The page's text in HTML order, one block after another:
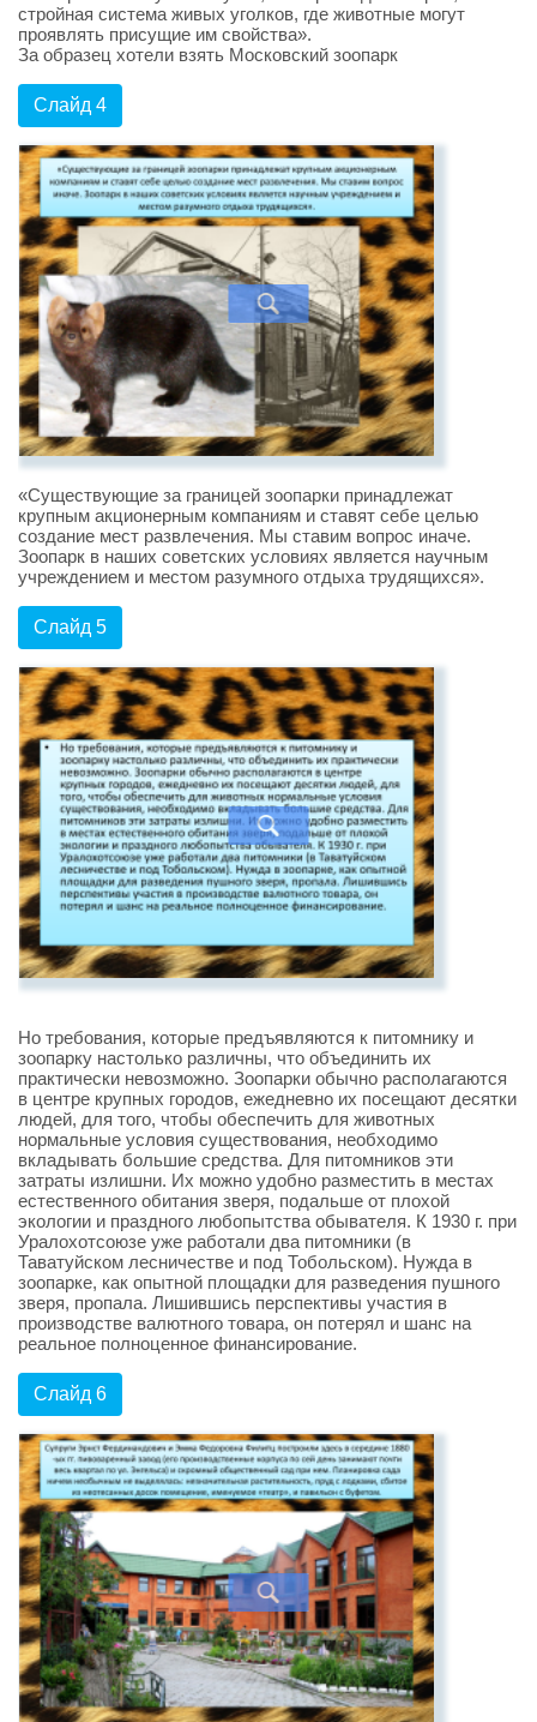
стройная система живых уголков, где животные могут
проявлять присущие им свойства».
За образец хотели взять Московский зоопарк
Слайд 4
«Существующие за границей зоопарки принадлежат
крупным акционерным компаниям и ставят себе целью
создание мест развлечения. Мы ставим вопрос иначе.
Зоопарк в наших советских условиях является научным
учреждением и местом разумного отдыха трудящихся».
Слайд 5
Но требования, которые предъявляются к питомнику и
зоопарку настолько различны, что объединить их
практически невозможно. Зоопарки обычно располагаются
в центре крупных городов, ежедневно их посещают десятки
людей, для того, чтобы обеспечить для животных
нормальные условия существования, необходимо
вкладывать большие средства. Для питомников эти
затраты излишни. Их можно удобно разместить в местах
естественного обитания зверя, подальше от плохой
экологии и праздного любопытства обывателя. К 1930 г. при
Уралохотсоюзе уже работали два питомники (в
Таватуйском лесничестве и под Тобольском). Нужда в
зоопарке, как опытной площадки для разведения пушного
зверя, пропала. Лишившись перспективы участия в
производстве валютного товара, он потерял и шанс на
реальное полноценное финансирование.
Слайд 6